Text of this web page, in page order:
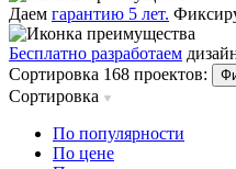
Даем гарантию 5 лет.
Бесплатно разработаем
Сортировка 168 проектов:
Сортировка
По популярности
По цене